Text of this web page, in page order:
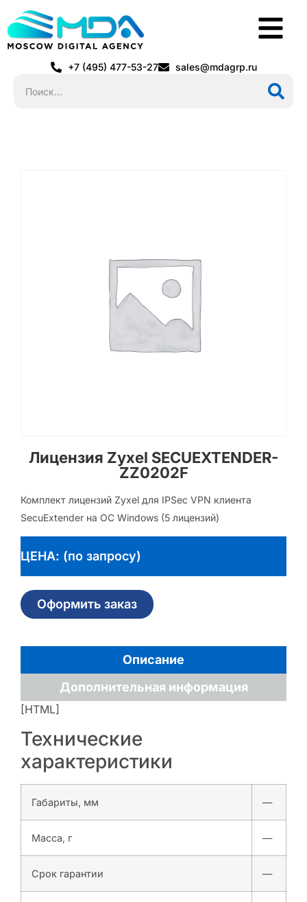
+7 (495) 477-53-27 sales@mdagrp.ru
Лицензия Zyxel SECUEXTENDER-
ZZ0202F
Комплект лицензий Zyxel для IPSec VPN клиента
SecuExtender на ОС Windows (5 лицензий)
ЦЕНА: (по запросу)
Оформить заказ
Описание
Дополнительная информация
[HTML]
Технические
характеристики
Габариты, мм —
Масса, г —
Срок гарантии —